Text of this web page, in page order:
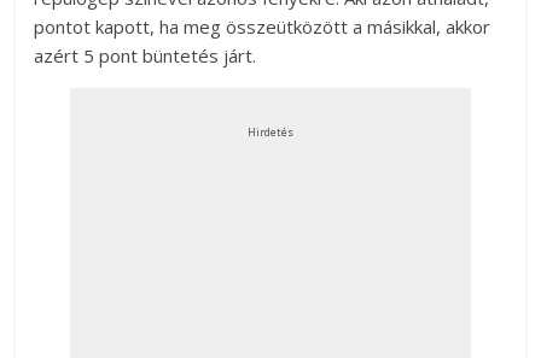
pontot kapott, ha meg összeütközött a másikkal, akkor
azért 5 pont büntetés járt.
Hirdetés